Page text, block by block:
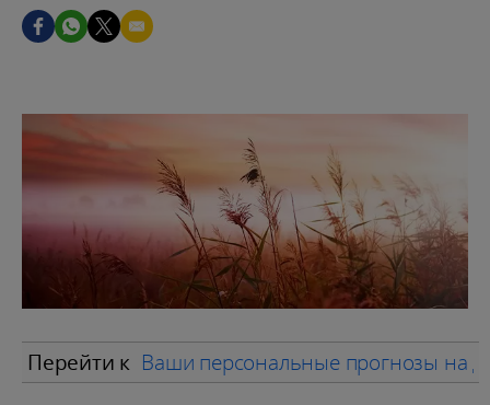
Перейти к Ваши персональные прогнозы на